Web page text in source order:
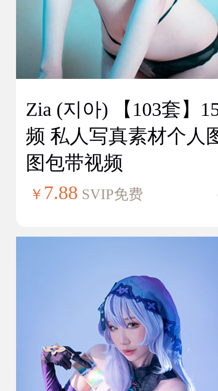
Zia (지아) 【103套】151视
频 私人写真素材个人
图包带视频
￥ 7.88 SVIP免费